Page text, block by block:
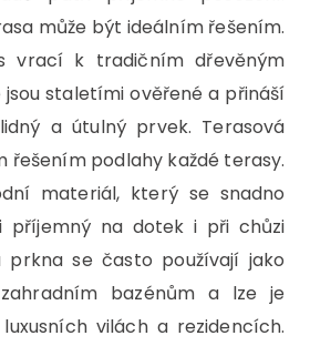
může být ideálním řešením.
vrací k tradičním dřevěným
staletími ověřené a přináší
a útulný prvek. Terasová
řešením podlahy každé terasy.
materiál, který se snadno
příjemný na dotek i při chůzi
prkna se často používají jako
bazénům a lze je
vilách a rezidencích.